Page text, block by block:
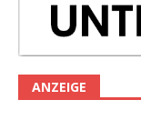
ANZEIGE